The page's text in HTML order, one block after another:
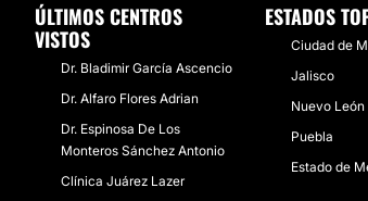
ÚLTIMOS CENTROS
VISTOS
Dr. Bladimir García Ascencio
Dr. Alfaro Flores Adrian
Dr. Espinosa De Los
Monteros Sánchez Antonio
Clínica Juárez Lazer
ESTADOS
Ciudad de
Jalisco
Nuevo León
Puebla
Estado de